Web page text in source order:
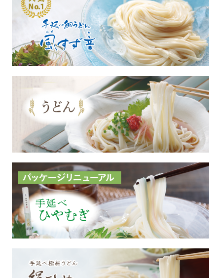
商品一覧
マイページ
よくあるご質問
お客様の声
お問い合わせ
カートを見る
ご利用ガイド
会員登録・特典について
会社案内
プライバシーポリシー
特定商法取引法の表記